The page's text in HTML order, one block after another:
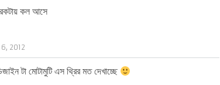
কল আসে
6, 2012
টা মোটামুটি এস থ্রির মত দেখাচ্ছে